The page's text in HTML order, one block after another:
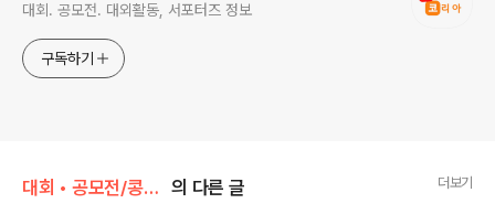
대회. 공모전. 대외활동, 서포터즈 정보
구독하기
대회 • 공모전/콩쿠르•성악•국악•동요 의 다른 글 더보기